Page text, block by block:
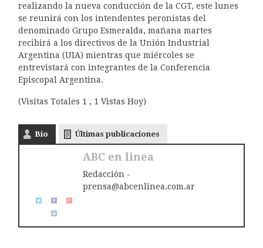
realizando la nueva conducción de la CGT, este lunes
se reunirá con los intendentes peronistas del
denominado Grupo Esmeralda, mañana martes
recibirá a los directivos de la Unión Industrial
Argentina (UIA) mientras que miércoles se
entrevistará con integrantes de la Conferencia
Episcopal Argentina.
(Visitas Totales 1 , 1 Vistas Hoy)
Bio Últimas publicaciones
ABC en linea
Redacción -
prensa@abcenlinea.com.ar